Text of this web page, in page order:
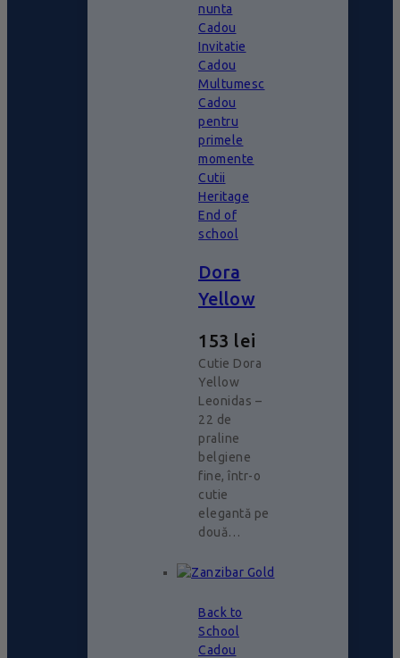
nunta
Cadou
Invitatie
Cadou
Multumesc
Cadou
pentru
primele
momente
Cutii
Heritage
End of
school
Dora
Yellow
153 lei
Cutie Dora
Yellow
Leonidas –
22 de
praline
belgiene
fine, într-o
cutie
elegantă pe
două…
Back to
School
Cadou